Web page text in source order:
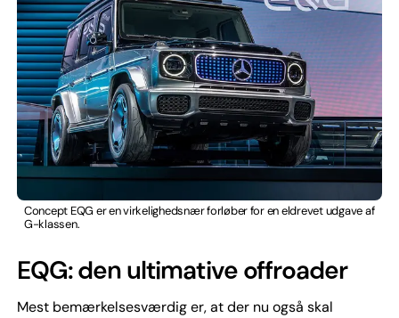
Concept EQG er en virkelighedsnær forløber for en eldrevet udgave af
G-klassen.
EQG: den ultimative offroader
Mest bemærkelsesværdig er, at der nu også skal